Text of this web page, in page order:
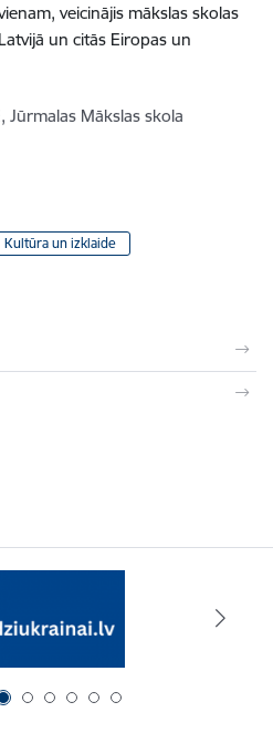
veicinājis mākslas skolas
un citās Eiropas un
Jūrmalas Mākslas skola
Kultūra un izklaide